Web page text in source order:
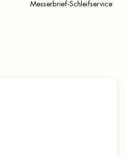
Messerbrief-Schleifservice